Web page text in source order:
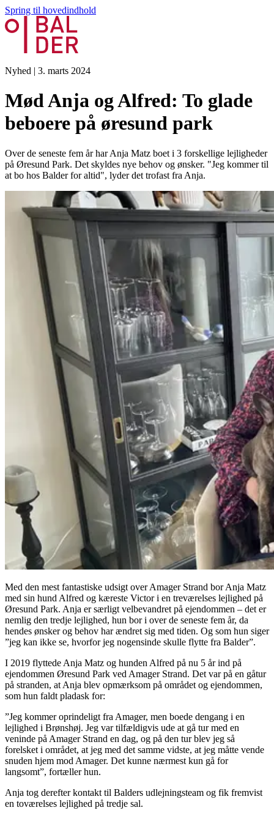
Spring til hovedindhold
Nyhed | 3. marts 2024
Mød Anja og Alfred: To glade
beboere på øresund park
Over de seneste fem år har Anja Matz boet i 3 forskellige lejligheder
på Øresund Park. Det skyldes nye behov og ønsker. "Jeg kommer til
at bo hos Balder for altid", lyder det trofast fra Anja.
Med den mest fantastiske udsigt over Amager Strand bor Anja Matz
med sin hund Alfred og kæreste Victor i en treværelses lejlighed på
Øresund Park. Anja er særligt velbevandret på ejendommen – det er
nemlig den tredje lejlighed, hun bor i over de seneste fem år, da
hendes ønsker og behov har ændret sig med tiden. Og som hun siger
”jeg kan ikke se, hvorfor jeg nogensinde skulle flytte fra Balder”.
I 2019 flyttede Anja Matz og hunden Alfred på nu 5 år ind på
ejendommen Øresund Park ved Amager Strand. Det var på en gåtur
på stranden, at Anja blev opmærksom på området og ejendommen,
som hun faldt pladask for:
”Jeg kommer oprindeligt fra Amager, men boede dengang i en
lejlighed i Brønshøj. Jeg var tilfældigvis ude at gå tur med en
veninde på Amager Strand en dag, og på den tur blev jeg så
forelsket i området, at jeg med det samme vidste, at jeg måtte vende
snuden hjem mod Amager. Det kunne nærmest kun gå for
langsomt”, fortæller hun.
Anja tog derefter kontakt til Balders udlejningsteam og fik fremvist
en toværelses lejlighed på tredje sal.